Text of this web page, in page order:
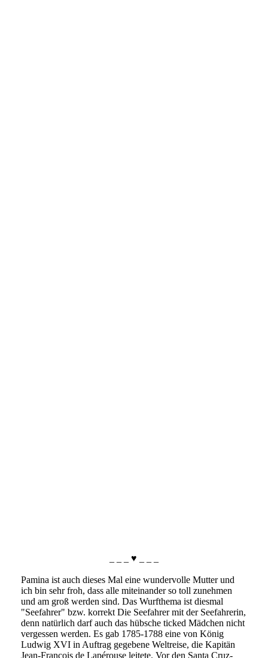
_ _ _ ♥ _ _ _
Pamina ist auch dieses Mal eine wundervolle Mutter und
ich bin sehr froh, dass alle miteinander so toll zunehmen
und am groß werden sind. Das Wurfthema ist diesmal
"Seefahrer" bzw. korrekt Die Seefahrer mit der Seefahrerin,
denn natürlich darf auch das hübsche ticked Mädchen nicht
vergessen werden. Es gab 1785-1788 eine von König
Ludwig XVI in Auftrag gegebene Weltreise, die Kapitän
Jean-François de Lapérouse leitete. Vor den Santa Cruz-